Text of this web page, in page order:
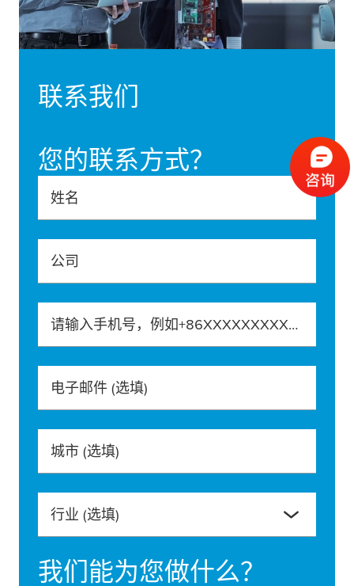
联系我们
您的联系方式？
姓名
公司
请输入手机号，例如+86XXXXXXXXXXX
电子邮件 (选填)
城市 (选填)
行业 (选填)
我们能为您做什么？